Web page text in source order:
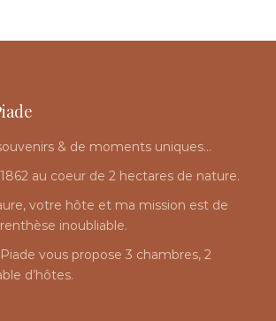
& de moments uniques…
au coeur de 2 hectares de nature.
votre hôte et ma mission est de
inoubliable.
vous propose 3 chambres, 2
d’hôtes.